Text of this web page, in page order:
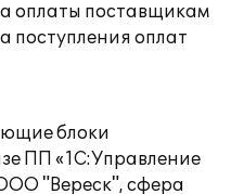
оплаты поставщикам
оплат
блоки
ПП «1С:Управление
"Вереск", сфера